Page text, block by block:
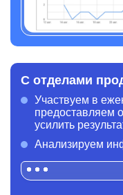
С отделами
Участвуем в
предоставляем
усилить
Анализируем